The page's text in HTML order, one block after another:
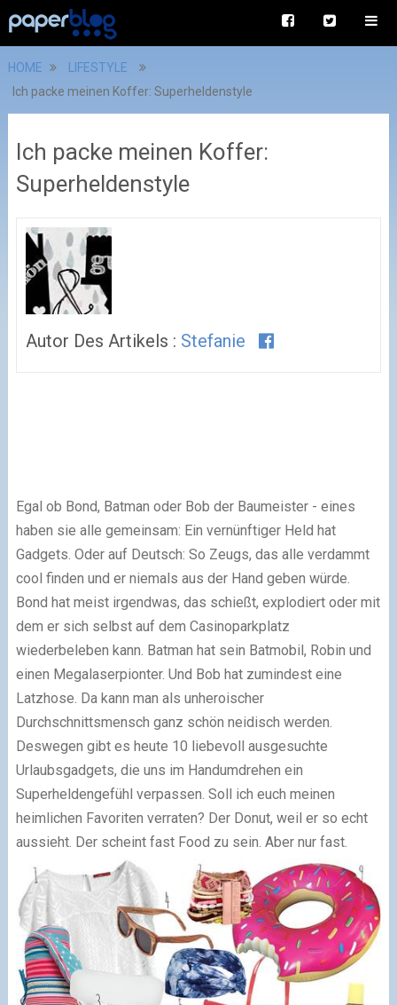
HOME
LIFESTYLE
Ich packe meinen Koffer: Superheldenstyle
Ich packe meinen Koffer:
Superheldenstyle
Autor Des Artikels : Stefanie
Egal ob Bond, Batman oder Bob der Baumeister - eines
haben sie alle gemeinsam: Ein vernünftiger Held hat
Gadgets. Oder auf Deutsch: So Zeugs, das alle verdammt
cool finden und er niemals aus der Hand geben würde.
Bond hat meist irgendwas, das schießt, explodiert oder mit
dem er sich selbst auf dem Casinoparkplatz
wiederbeleben kann. Batman hat sein Batmobil, Robin und
einen Megalaserpionter. Und Bob hat zumindest eine
Latzhose. Da kann man als unheroischer
Durchschnittsmensch ganz schön neidisch werden.
Deswegen gibt es heute 10 liebevoll ausgesuchte
Urlaubsgadgets, die uns im Handumdrehen ein
Superheldengefühl verpassen. Soll ich euch meinen
heimlichen Favoriten verraten? Der Donut, weil er so echt
aussieht. Der scheint fast Food zu sein. Aber nur fast.